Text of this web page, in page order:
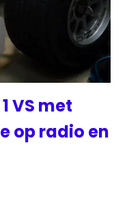
VS met
op radio en